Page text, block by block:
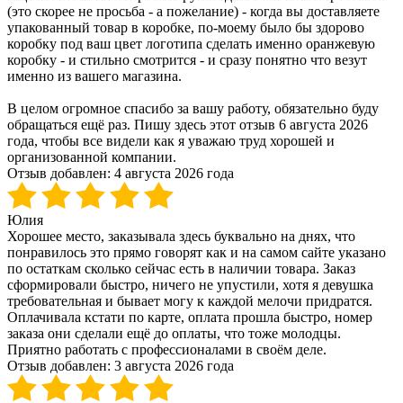
(это скорее не просьба - а пожелание) - когда вы доставляете
упакованный товар в коробке, по-моему было бы здорово
коробку под ваш цвет логотипа сделать именно оранжевую
коробку - и стильно смотрится - и сразу понятно что везут
именно из вашего магазина.
В целом огромное спасибо за вашу работу, обязательно буду
обращаться ещё раз. Пишу здесь этот отзыв 6 августа 2026
года, чтобы все видели как я уважаю труд хорошей и
организованной компании.
Отзыв добавлен: 4 августа 2026 года
Юлия
Хорошее место, заказывала здесь буквально на днях, что
понравилось это прямо говорят как и на самом сайте указано
по остаткам сколько сейчас есть в наличии товара. Заказ
сформировали быстро, ничего не упустили, хотя я девушка
требовательная и бывает могу к каждой мелочи придратся.
Оплачивала кстати по карте, оплата прошла быстро, номер
заказа они сделали ещё до оплаты, что тоже молодцы.
Приятно работать с профессионалами в своём деле.
Отзыв добавлен: 3 августа 2026 года